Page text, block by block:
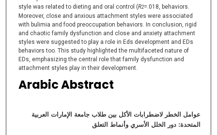
style was related to dieting and oral control (R2=.018, behaviors.
Moreover, close and anxious attachment styles were associated
with bulimia and food preoccupation behaviors. In conclusion, rigid
and chaotic family dysfunction and close and anxiety attachment
styles were suggested to play a role in Eds development and EDs
behaviors too. This study highlighted the multifaceted nature of
EDs, emphasizing the central role that family dysfunction and
attachment styles play in their development.
Arabic Abstract
عوامل الخطر لاضطرابات الأكل بين طلاب جامعة الإمارات العربية
المتحدة: دور الخلل الأسري وأنماط التعلق